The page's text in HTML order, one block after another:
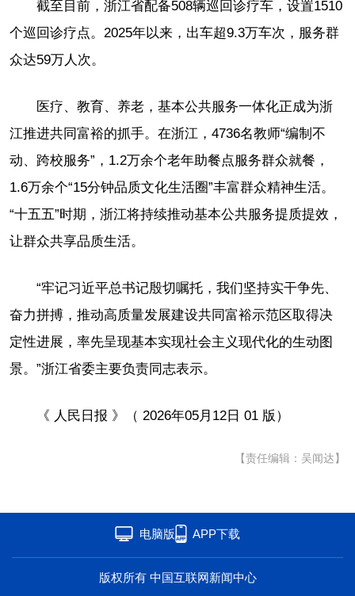
截至目前，浙江省配备508辆巡回诊疗车，设置1510
个巡回诊疗点。2025年以来，出车超9.3万车次，服务群
众达59万人次。
医疗、教育、养老，基本公共服务一体化正成为浙
江推进共同富裕的抓手。在浙江，4736名教师“编制不
动、跨校服务”，1.2万余个老年助餐点服务群众就餐，
1.6万余个“15分钟品质文化生活圈”丰富群众精神生活。
“十五五”时期，浙江将持续推动基本公共服务提质提效，
让群众共享品质生活。
“牢记习近平总书记殷切嘱托，我们坚持实干争先、
奋力拼搏，推动高质量发展建设共同富裕示范区取得决
定性进展，率先呈现基本实现社会主义现代化的生动图
景。”浙江省委主要负责同志表示。
《 人民日报 》（ 2026年05月12日 01 版）
【责任编辑：吴闻达】
电脑版 APP下载
版权所有 中国互联网新闻中心